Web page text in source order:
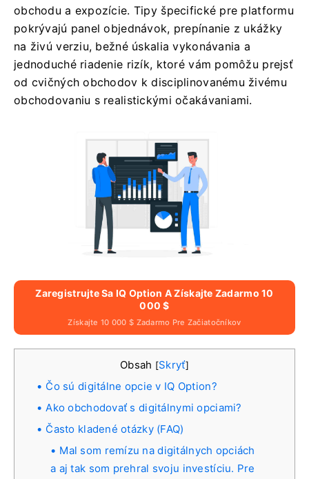
obchodu a expozície. Tipy špecifické pre platformu
pokrývajú panel objednávok, prepínanie z ukážky
na živú verziu, bežné úskalia vykonávania a
jednoduché riadenie rizík, ktoré vám pomôžu prejsť
od cvičných obchodov k disciplinovanému živému
obchodovaniu s realistickými očakávaniami.
Zaregistrujte Sa IQ Option A Získajte Zadarmo 10
000 $
Získajte 10 000 $ Zadarmo Pre Začiatočníkov
Obsah [Skryť]
Čo sú digitálne opcie v IQ Option?
Ako obchodovať s digitálnymi opciami?
Často kladené otázky (FAQ)
Mal som remízu na digitálnych opciách
a aj tak som prehral svoju investíciu. Pre